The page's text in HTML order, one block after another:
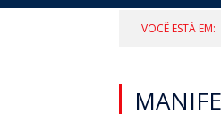
VOCÊ ESTÁ EM: